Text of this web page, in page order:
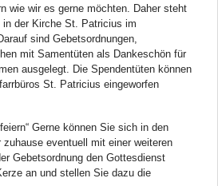
wie wir es gerne möchten. Daher steht
der Kirche St. Patricius im
sind Gebetsordnungen,
mit Samentüten als Dankeschön für
ausgelegt. Die Spendentüten können
St. Patricius eingeworfen
Gerne können Sie sich in den
zuhause eventuell mit einer weiteren
Gebetsordnung den Gottesdienst
an und stellen Sie dazu die